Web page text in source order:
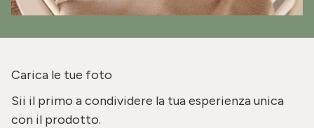
Carica le tue foto
Sii il primo a condividere la tua esperienza unica
con il prodotto.